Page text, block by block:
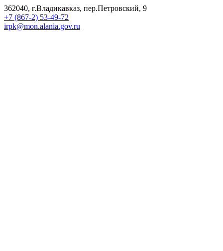
362040, г.Владикавказ, пер.Петровский, 9
+7 (867-2) 53-49-72
irpk@mon.alania.gov.ru